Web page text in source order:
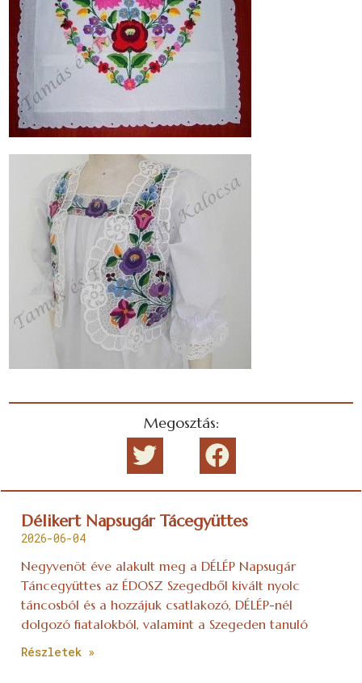
Megosztás:
Délikert Napsugár Tácegyüttes
2026-06-04
Negyvenöt éve alakult meg a DÉLÉP Napsugár
Táncegyüttes az ÉDOSZ Szegedből kivált nyolc
táncosból és a hozzájuk csatlakozó, DÉLÉP-nél
dolgozó fiatalokból, valamint a Szegeden tanuló
Részletek »